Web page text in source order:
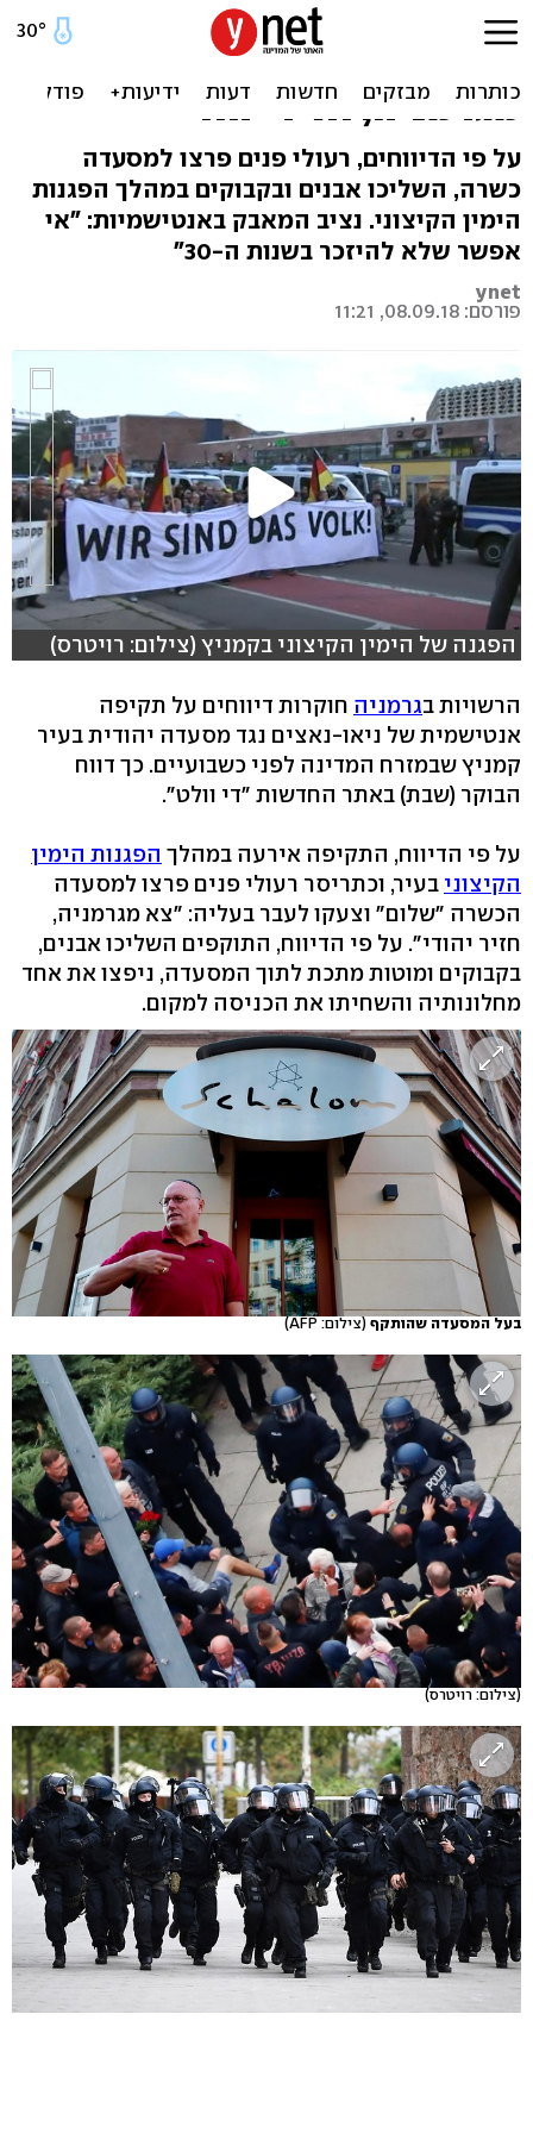
ניאו-נאצים תקפו מסעדה
יהודית בגרמניה: "צא
מגרמניה, חזיר יהודי"
על פי הדיווחים, רעולי פנים פרצו למסעדה
כשרה, השליכו אבנים ובקבוקים במהלך הפגנות
הימין הקיצוני. נציב המאבק באנטישמיות: "אי
אפשר שלא להיזכר בשנות ה-30"
ynet
פורסם: 08.09.18, 11:21
הפגנה של הימין הקיצוני בקמניץ (צילום: רויטרס)
הרשויות בגרמניה חוקרות דיווחים על תקיפה
אנטישמית של ניאו-נאצים נגד מסעדה יהודית בעיר
קמניץ שבמזרח המדינה לפני כשבועיים. כך דווח
הבוקר (שבת) באתר החדשות "די וולט".
על פי הדיווח, התקיפה אירעה במהלך הפגנות הימין
הקיצוני בעיר, וכתריסר רעולי פנים פרצו למסעדה
הכשרה "שלום" וצעקו לעבר בעליה: "צא מגרמניה,
חזיר יהודי". על פי הדיווח, התוקפים השליכו אבנים,
בקבוקים ומוטות מתכת לתוך המסעדה, ניפצו את אחד
מחלונותיה והשחיתו את הכניסה למקום.
בעל המסעדה שהותקף(צילום: AFP)
(צילום: רויטרס)